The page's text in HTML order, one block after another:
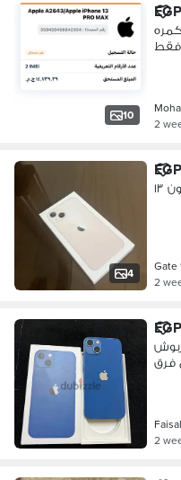
10
كمره
فقط
2
4
١٣
Gate
2
خربوش
فرق
2